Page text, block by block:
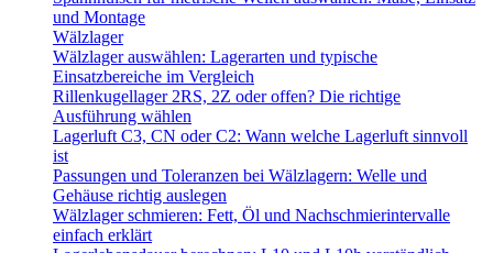
und Montage
Wälzlager
Wälzlager auswählen: Lagerarten und typische
Einsatzbereiche im Vergleich
Rillenkugellager 2RS, 2Z oder offen? Die richtige
Ausführung wählen
Lagerluft C3, CN oder C2: Wann welche Lagerluft sinnvoll
ist
Passungen und Toleranzen bei Wälzlagern: Welle und
Gehäuse richtig auslegen
Wälzlager schmieren: Fett, Öl und Nachschmierintervalle
einfach erklärt